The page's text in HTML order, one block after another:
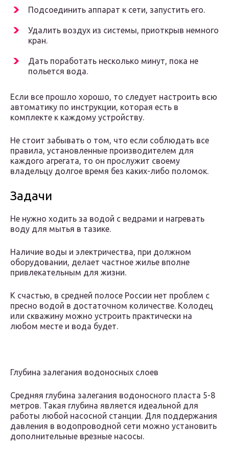
Подсоединить аппарат к сети, запустить его.
Удалить воздух из системы, приоткрыв немного
кран.
Дать поработать несколько минут, пока не
польется вода.
Если все прошло хорошо, то следует настроить всю
автоматику по инструкции, которая есть в
комплекте к каждому устройству.
Не стоит забывать о том, что если соблюдать все
правила, установленные производителем для
каждого агрегата, то он прослужит своему
владельцу долгое время без каких-либо поломок.
Задачи
Не нужно ходить за водой с ведрами и нагревать
воду для мытья в тазике.
Наличие воды и электричества, при должном
оборудовании, делает частное жилье вполне
привлекательным для жизни.
К счастью, в средней полосе России нет проблем с
пресно водой в достаточном количестве. Колодец
или скважину можно устроить практически на
любом месте и вода будет.
Глубина залегания водоносных слоев
Средняя глубина залегания водоносного пласта 5-8
метров. Такая глубина является идеальной для
работы любой насосной станции. Для поддержания
давления в водопроводной сети можно установить
дополнительные врезные насосы.